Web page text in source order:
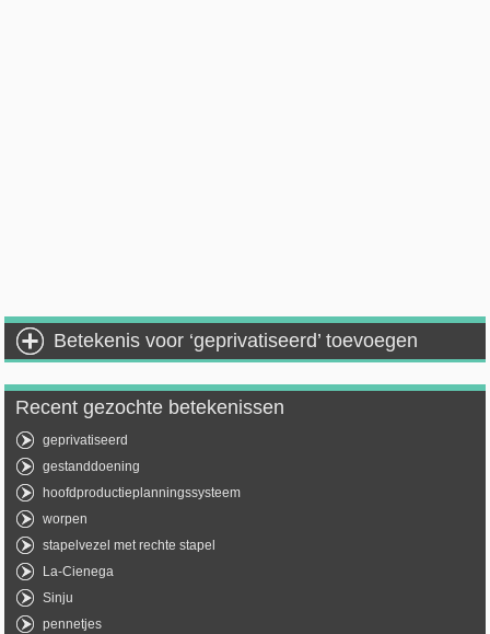
Betekenis voor ‘geprivatiseerd’ toevoegen
Recent gezochte betekenissen
geprivatiseerd
gestanddoening
hoofdproductieplanningssysteem
worpen
stapelvezel met rechte stapel
La-Cienega
Sinju
pennetjes